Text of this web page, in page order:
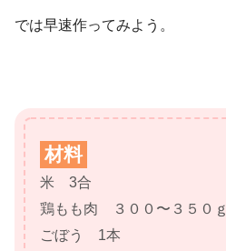
では早速作ってみよう。
材料
米 3合
鶏もも肉 ３００〜３５０ｇ
ごぼう 1本